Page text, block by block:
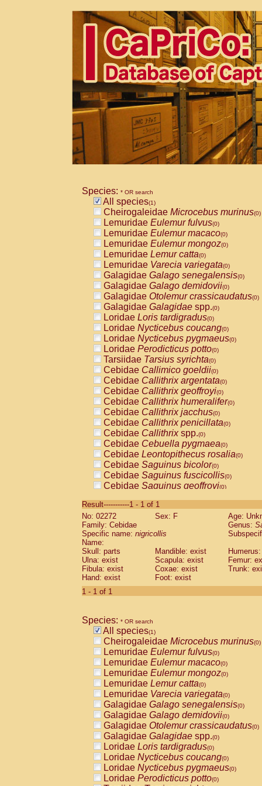
Species: * OR search
All species(1)
Cheirogaleidae Microcebus murinus(0)
Lemuridae Eulemur fulvus(0)
Lemuridae Eulemur macaco(0)
Lemuridae Eulemur mongoz(0)
Lemuridae Lemur catta(0)
Lemuridae Varecia variegata(0)
Galagidae Galago senegalensis(0)
Galagidae Galago demidovii(0)
Galagidae Otolemur crassicaudatus(0)
Galagidae Galagidae spp.(0)
Loridae Loris tardigradus(0)
Loridae Nycticebus coucang(0)
Loridae Nycticebus pygmaeus(0)
Loridae Perodicticus potto(0)
Tarsiidae Tarsius syrichta(0)
Cebidae Callimico goeldii(0)
Cebidae Callithrix argentata(0)
Cebidae Callithrix geoffroyi(0)
Cebidae Callithrix humeralifer(0)
Cebidae Callithrix jacchus(0)
Cebidae Callithrix penicillata(0)
Cebidae Callithrixspp.(0)
Cebidae Cebuella pygmaea(0)
Cebidae Leontopithecus rosalia(0)
Cebidae Saguinus bicolor(0)
Cebidae Saguinus fuscicollis(0)
Cebidae Saguinus geoffroyi(0)
CebidaeSaguinus labiatus(0)
Cebidae Saguinus leucopus (0)
Cebidae
CebidaeSaguinus mystax
Cebidae Saguinus nigricollis (1)
Cebidae Saguinus oedipus
Cebidae Saguinus weddelli
Cebidae Saguinusspp.
Cebidae
CebidaeCebus capucinus
CebidaeCebus nigrivittatus
CebidaeCebus spp.(0)
CebidaeSaimiri boliviensis(0)
CebidaeSaimiri sciureus(0)
AtelidaeAlouatta caraya(0)
AtelidaeAlouatta fusca(0)
AtelidaeAlouatta seniculus(0)
AtelidaeAlouattaspp.(0)
AtelidaeAteles belzebuth(0)
AtelidaeAteles geoffroyi(0)
AtelidaeAteles paniscus(0)
AtelidaeAtelesspp.(0)
AtelidaeLagothrix lagothricha(0)
AtelidaeLagothrix lagothricha cana
PitheciidaeCacajao calvus
Result-----------1 - 1 of 1
No: 02272
Sex: F
Age:
Family: Cebidae
Genus:
Specific name: nigricollis
Name:
Skull: parts
Mandible: exist
Ulna: exist
Scapula: exist
Femur:
Fibula: exist
Coxae: exist
Trunk:
Hand: exist
Foot: exist
1 - 1 of 1
Species: * OR search
All species(1)
Cheirogaleidae Microcebus murinus(0)
Lemuridae Eulemur fulvus(0)
Lemuridae Eulemur macaco(0)
Lemuridae Eulemur mongoz(0)
Lemuridae Lemur catta(0)
Lemuridae Varecia variegata(0)
Galagidae Galago senegalensis(0)
Galagidae Galago demidovii(0)
Galagidae Otolemur crassicaudatus(0)
Galagidae Galagidae spp.(0)
Loridae Loris tardigradus(0)
Loridae Nycticebus coucang(0)
Loridae Nycticebus pygmaeus(0)
Loridae Perodicticus potto(0)